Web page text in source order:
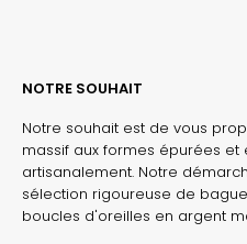
NOTRE SOUHAIT
Notre souhait est de vous
massif aux formes épurées et
artisanalement. Notre
sélection rigoureuse de
boucles d'oreilles en argent